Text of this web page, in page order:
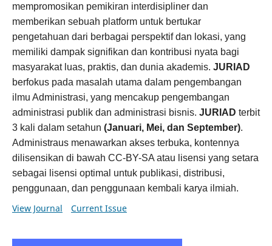
mempromosikan pemikiran interdisipliner dan
memberikan sebuah platform untuk bertukar
pengetahuan dari berbagai perspektif dan lokasi, yang
memiliki dampak signifikan dan kontribusi nyata bagi
masyarakat luas, praktis, dan dunia akademis. JURIAD
berfokus pada masalah utama dalam pengembangan
ilmu Administrasi, yang mencakup pengembangan
administrasi publik dan administrasi bisnis. JURIAD terbit
3 kali dalam setahun (Januari, Mei, dan September).
Administraus menawarkan akses terbuka, kontennya
dilisensikan di bawah CC-BY-SA atau lisensi yang setara
sebagai lisensi optimal untuk publikasi, distribusi,
penggunaan, dan penggunaan kembali karya ilmiah.
View Journal Current Issue